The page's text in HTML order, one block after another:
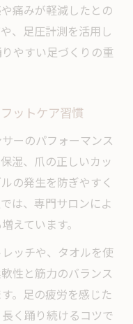
痛みが軽減したとの
、足圧計測を活用し
やすい足づくりの重
ットケア習慣
ーのパフォーマンス
湿、爪の正しいカッ
の発生を防ぎやすく
は、専門サロンによ
えています。
ッチや、タオルを使
性と筋力のバランス
。足の疲労を感じた
く踊り続けるコツで